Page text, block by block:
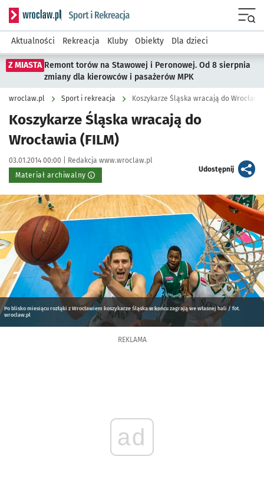
Serwis informacyjny wroclaw.pl podserwis: Sport i rekreacja
Aktualności Rekreacja Kluby Obiekty Dla dzieci
Z MIASTA Remont torów na Stawowej i Peronowej. Od 8 sierpnia
zmiany dla kierowców i pasażerów MPK
wroclaw.pl Sport i rekreacja Koszykarze Śląska wracają do
Koszykarze Śląska wracają do
Wrocławia (FILM)
Data publikacji:
03.01.2014 00:00 | Autor:
Redakcja www.wroclaw.pl
Materiał archiwalny
Udostępnijartykuł
Kliknij, aby powiększyć
Po blisko miesiącu rozłąki z Wrocławiem koszykarze Śląska w końcu zagrają we własnej hali / fot.
wroclaw.pl
REKLAMA
ad